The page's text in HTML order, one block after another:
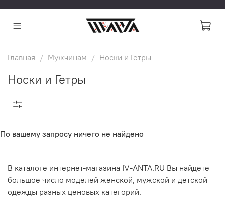
Главная Мужчинам Носки и Гетры
Носки и Гетры
По вашему запросу ничего не найдено
В каталоге интернет-магазина IV-ANTA.RU Вы найдете
большое число моделей женской, мужской и детской
одежды разных ценовых категорий.